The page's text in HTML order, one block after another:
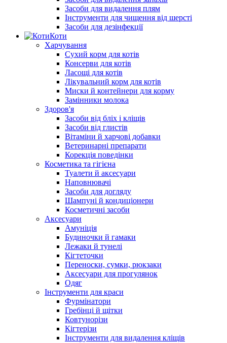
Засоби для видалення плям
Інструменти для чищення від шерсті
Засоби для дезінфекції
Коти
Харчування
Сухий корм для котів
Консерви для котів
Ласощі для котів
Лікувальний корм для котів
Миски й контейнери для корму
Замінники молока
Здоров'я
Засоби від бліх і кліщів
Засоби від глистів
Вітаміни й харчові добавки
Ветеринарні препарати
Корекція поведінки
Косметика та гігієна
Туалети й аксесуари
Наповнювачі
Засоби для догляду
Шампуні й кондиціонери
Косметичні засоби
Аксесуари
Амуніція
Будиночки й гамаки
Лежаки й тунелі
Кігтеточки
Переноски, сумки, рюкзаки
Аксесуари для прогулянок
Одяг
Інструменти для краси
Фурмінатори
Гребінці й щітки
Ковтунорізи
Кігтерізи
Інструменти для видалення кліщів